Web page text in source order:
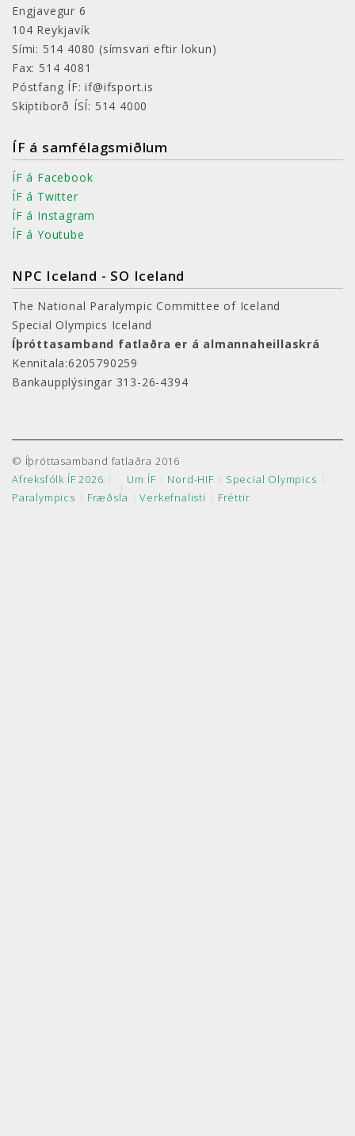
Engjavegur 6
104 Reykjavík
Sími: 514 4080(símsvari eftir lokun)
Fax: 514 4081
Póstfang ÍF: if@ifsport.is
Skiptiborð ÍSÍ: 514 4000
ÍF á samfélagsmiðlum
ÍF á Facebook
ÍF á Twitter
ÍF á Instagram
ÍF á Youtube
NPC Iceland - SO Iceland
The National Paralympic Committee of Iceland
Special Olympics Iceland
Íþróttasamband fatlaðra er á almannaheillaskrá
Kennitala:6205790259
Bankaupplýsingar 313-26-4394
© Íþróttasamband fatlaðra 2016
Afreksfólk ÍF 2026
Um ÍF Nord-HIF
Special Olympics
Paralympics
Fræðsla Verkefnalisti Fréttir